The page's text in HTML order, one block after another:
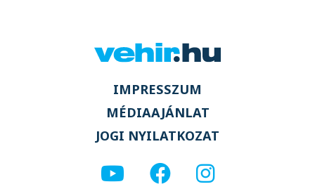
IMPRESSZUM
MÉDIAAJÁNLAT
JOGI NYILATKOZAT